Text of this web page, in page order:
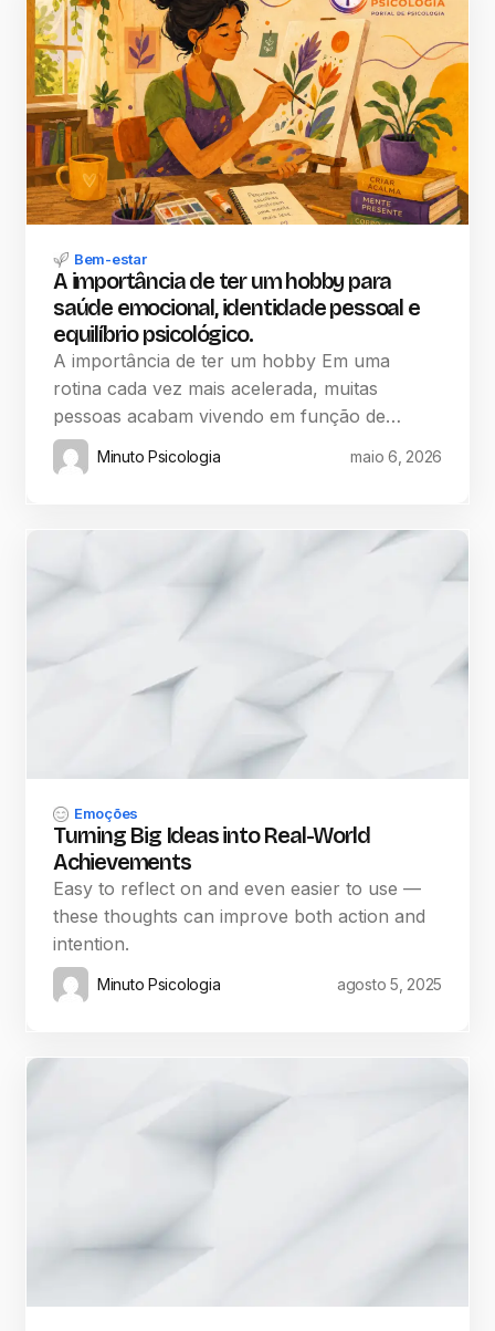
Bem-estar
A importância de ter um hobby para
saúde emocional, identidade pessoal e
equilíbrio psicológico.
A importância de ter um hobby Em uma
rotina cada vez mais acelerada, muitas
pessoas acabam vivendo em função de…
Minuto Psicologia maio 6, 2026
Emoções
Turning Big Ideas into Real-World
Achievements
Easy to reflect on and even easier to use —
these thoughts can improve both action and
intention.
Minuto Psicologia agosto 5, 2025